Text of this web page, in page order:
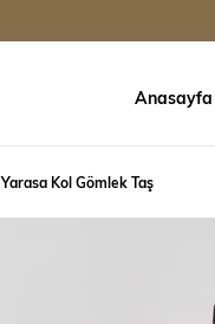
Anasayfa
Yarasa Kol Gömlek Taş